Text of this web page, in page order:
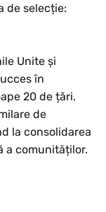
de selecție:
Unite și
în
20 de țări.
de
la consolidarea
a comunităților.